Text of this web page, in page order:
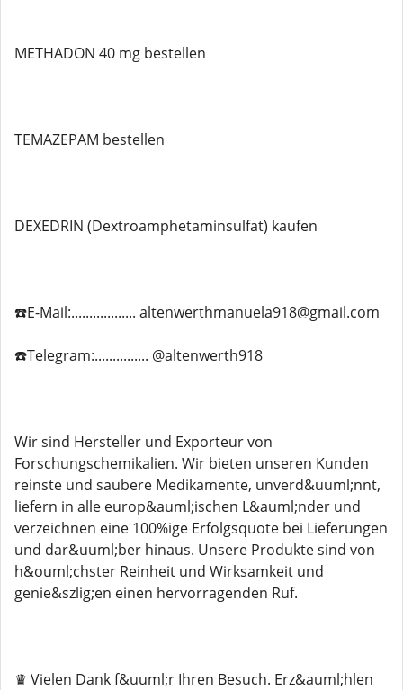
METHADON 40 mg bestellen
TEMAZEPAM bestellen
DEXEDRIN (Dextroamphetaminsulfat) kaufen
☎️E-Mail:.................. altenwerthmanuela918@gmail.com
☎️Telegram:............... @altenwerth918
Wir sind Hersteller und Exporteur von
Forschungschemikalien. Wir bieten unseren Kunden
reinste und saubere Medikamente, unverd&uuml;nnt,
liefern in alle europ&auml;ischen L&auml;nder und
verzeichnen eine 100%ige Erfolgsquote bei Lieferungen
und dar&uuml;ber hinaus. Unsere Produkte sind von
h&ouml;chster Reinheit und Wirksamkeit und
genie&szlig;en einen hervorragenden Ruf.
♛ Vielen Dank f&uuml;r Ihren Besuch. Erz&auml;hlen